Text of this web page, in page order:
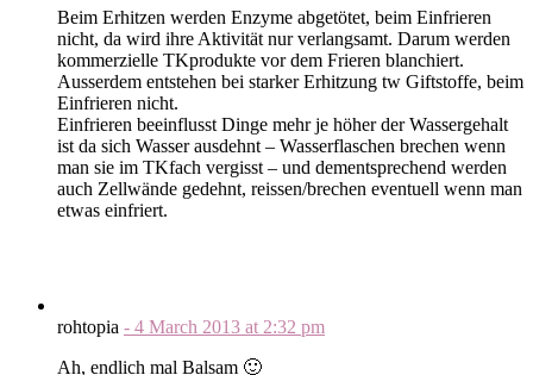
Beim Erhitzen werden Enzyme abgetötet, beim Einfrieren
nicht, da wird ihre Aktivität nur verlangsamt. Darum werden
kommerzielle TKprodukte vor dem Frieren blanchiert.
Ausserdem entstehen bei starker Erhitzung tw Giftstoffe, beim
Einfrieren nicht.
Einfrieren beeinflusst Dinge mehr je höher der Wassergehalt
ist da sich Wasser ausdehnt – Wasserflaschen brechen wenn
man sie im TKfach vergisst – und dementsprechend werden
auch Zellwände gedehnt, reissen/brechen eventuell wenn man
etwas einfriert.
rohtopia - 4 March 2013 at 2:32 pm
Ah, endlich mal Balsam 🙂